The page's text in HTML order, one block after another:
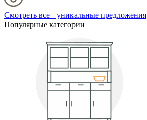
Смотреть все уникальные предложения
Популярные категории